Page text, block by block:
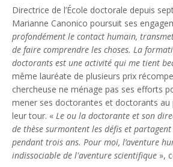
Directrice de l’École doctorale depuis
Marianne Canonico poursuit ses
profondément le contact humain,
de faire comprendre les choses. La
doctorants est une activité qui me tient
même lauréate de plusieurs prix
chercheuse ne ménage pas ses efforts
mener ses doctorantes et doctorants au
leur tour. « Le ou la doctorante et son
de thèse surmontent les défis et partagent
pendant trois ans. Pour moi, l’aventure
indissociable de l'aventure scientifique »,